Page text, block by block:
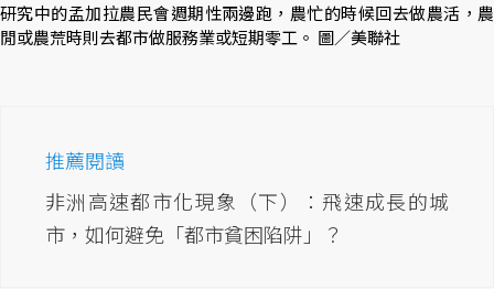
研究中的孟加拉農民會週期性兩邊跑，農忙的時候回去做農活，農
閒或農荒時則去都市做服務業或短期零工。 圖／美聯社
推薦閱讀
非洲高速都市化現象（下）：飛速成長的城
市，如何避免「都市貧困陷阱」？